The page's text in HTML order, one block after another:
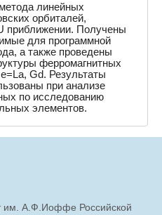
линейных
орбиталей,
приближении. Получены
для программной
а также проведены
ферромагнитных
Gd. Результаты
при анализе
по исследованию
элементов.
им. А.Ф.Иоффе Российской